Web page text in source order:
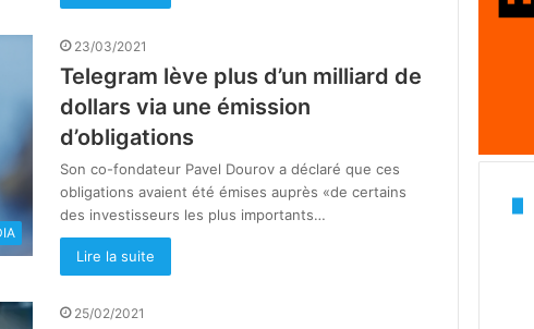
23/03/2021
Telegram lève plus d’un milliard de
dollars via une émission
d’obligations
Son co-fondateur Pavel Dourov a déclaré que ces
obligations avaient été émises auprès «de certains
des investisseurs les plus importants…
Lire la suite
25/02/2021